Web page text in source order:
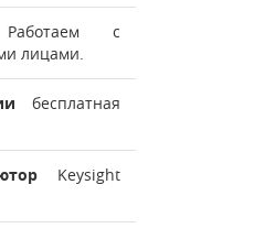
с
лицами.
бесплатная
Keysight